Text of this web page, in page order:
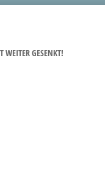
WEITER GESENKT!